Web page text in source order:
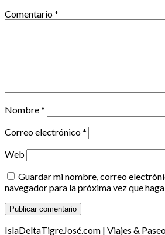
Comentario*
Nombre*
Correo electrónico*
Web
Guardar mi nombre, correo
navegador para la próxima vez que
IslaDeltaTigreJosé.com | Viajes &